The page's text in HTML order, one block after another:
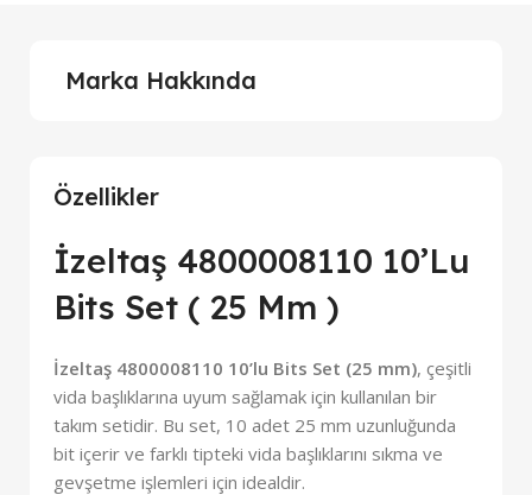
Özellikler
İzeltaş 4800008110 10’Lu
Bits Set ( 25 Mm )
İzeltaş 4800008110 10’lu Bits Set (25 mm), çeşitli
vida başlıklarına uyum sağlamak için kullanılan bir
takım setidir. Bu set, 10 adet 25 mm uzunluğunda
bit içerir ve farklı tipteki vida başlıklarını sıkma ve
gevşetme işlemleri için idealdir.
Marka Hakkında